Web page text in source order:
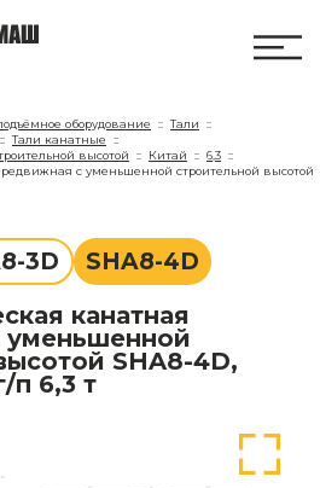
оборудование
Тали
Тали канатные
высотой
Китай
6,3
с уменьшенной строительной высотой
3D SHA8-4D
уменьшенной
SHA8-4D,
п 6,3 т